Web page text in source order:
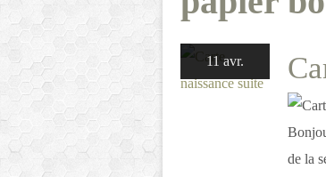
11 avr.
de la